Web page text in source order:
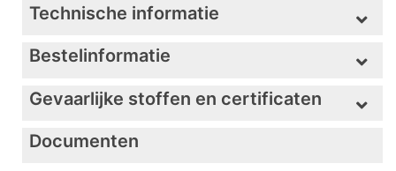
Technische informatie
Bestelinformatie
Gevaarlijke stoffen en certificaten
Documenten